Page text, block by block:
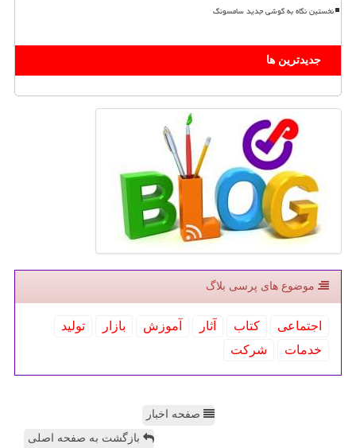
نخستین نگاه به گوشی جدید سامسونگ
جدیدترین ها
موضوع های پرسی بلاگ
اجتماعی كتاب آثار آموزش بازار
تولید
خدمات
شركت
صفحه اخبار
بازگشت به صفحه اصلی